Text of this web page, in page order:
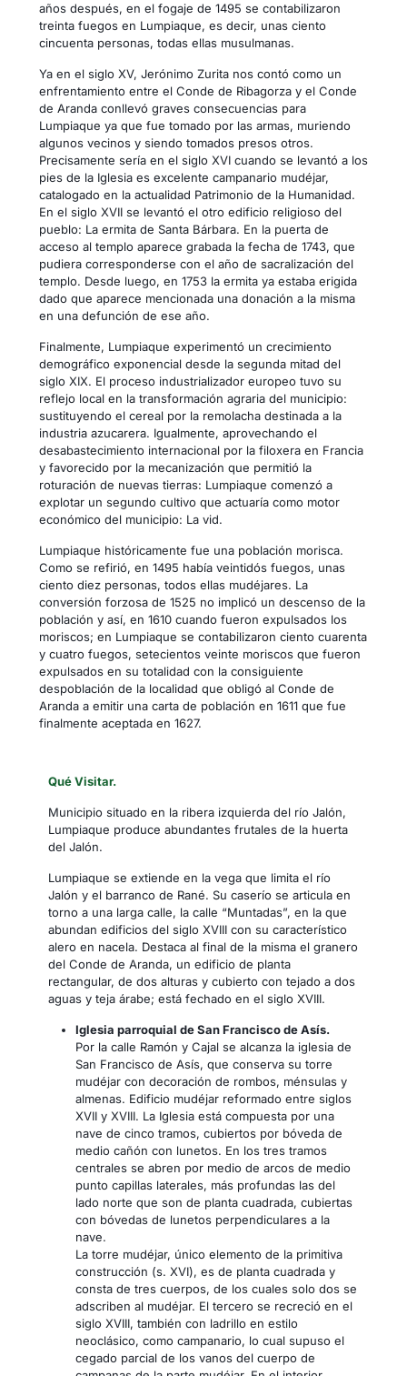
años después, en el fogaje de 1495 se contabilizaron
treinta fuegos en Lumpiaque, es decir, unas ciento
cincuenta personas, todas ellas musulmanas.
Ya en el siglo XV, Jerónimo Zurita nos contó como un
enfrentamiento entre el Conde de Ribagorza y el Conde
de Aranda conllevó graves consecuencias para
Lumpiaque ya que fue tomado por las armas, muriendo
algunos vecinos y siendo tomados presos otros.
Precisamente sería en el siglo XVI cuando se levantó a los
pies de la Iglesia es excelente campanario mudéjar,
catalogado en la actualidad Patrimonio de la Humanidad.
En el siglo XVII se levantó el otro edificio religioso del
pueblo: La ermita de Santa Bárbara. En la puerta de
acceso al templo aparece grabada la fecha de 1743, que
pudiera corresponderse con el año de sacralización del
templo. Desde luego, en 1753 la ermita ya estaba erigida
dado que aparece mencionada una donación a la misma
en una defunción de ese año.
Finalmente, Lumpiaque experimentó un crecimiento
demográfico exponencial desde la segunda mitad del
siglo XIX. El proceso industrializador europeo tuvo su
reflejo local en la transformación agraria del municipio:
sustituyendo el cereal por la remolacha destinada a la
industria azucarera. Igualmente, aprovechando el
desabastecimiento internacional por la filoxera en Francia
y favorecido por la mecanización que permitió la
roturación de nuevas tierras: Lumpiaque comenzó a
explotar un segundo cultivo que actuaría como motor
económico del municipio: La vid.
Lumpiaque históricamente fue una población morisca.
Como se refirió, en 1495 había veintidós fuegos, unas
ciento diez personas, todos ellas mudéjares. La
conversión forzosa de 1525 no implicó un descenso de la
población y así, en 1610 cuando fueron expulsados los
moriscos; en Lumpiaque se contabilizaron ciento cuarenta
y cuatro fuegos, setecientos veinte moriscos que fueron
expulsados en su totalidad con la consiguiente
despoblación de la localidad que obligó al Conde de
Aranda a emitir una carta de población en 1611 que fue
finalmente aceptada en 1627.
Qué Visitar.
Municipio situado en la ribera izquierda del río Jalón,
Lumpiaque produce abundantes frutales de la huerta
del Jalón.
Lumpiaque se extiende en la vega que limita el río
Jalón y el barranco de Rané. Su caserío se articula en
torno a una larga calle, la calle “Muntadas”, en la que
abundan edificios del siglo XVIII con su característico
alero en nacela. Destaca al final de la misma el granero
del Conde de Aranda, un edificio de planta
rectangular, de dos alturas y cubierto con tejado a dos
aguas y teja árabe; está fechado en el siglo XVIII.
Iglesia parroquial de San Francisco de Asís.
Por la calle Ramón y Cajal se alcanza la iglesia de
San Francisco de Asís, que conserva su torre
mudéjar con decoración de rombos, ménsulas y
almenas. Edificio mudéjar reformado entre siglos
XVII y XVIII. La Iglesia está compuesta por una
nave de cinco tramos, cubiertos por bóveda de
medio cañón con lunetos. En los tres tramos
centrales se abren por medio de arcos de medio
punto capillas laterales, más profundas las del
lado norte que son de planta cuadrada, cubiertas
con bóvedas de lunetos perpendiculares a la
nave.
La torre mudéjar, único elemento de la primitiva
construcción (s. XVI), es de planta cuadrada y
consta de tres cuerpos, de los cuales solo dos se
adscriben al mudéjar. El tercero se recreció en el
siglo XVIII, también con ladrillo en estilo
neoclásico, como campanario, lo cual supuso el
cegado parcial de los vanos del cuerpo de